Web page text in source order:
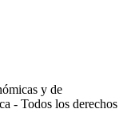
y de
- Todos los derechos